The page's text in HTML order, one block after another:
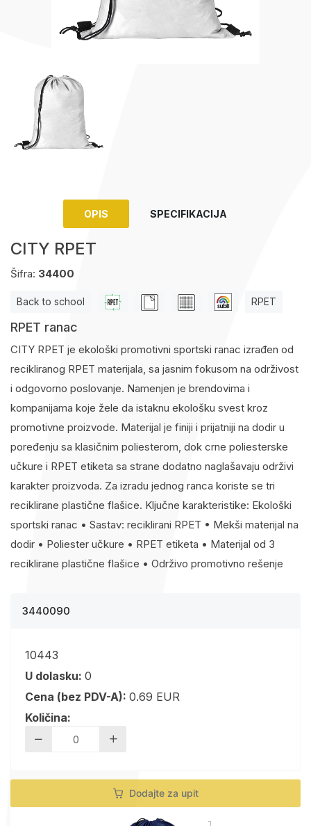
OPIS SPECIFIKACIJA
CITY RPET
Šifra: 34400
Back to school RPET
RPET ranac
CITY RPET je ekološki promotivni sportski ranac izrađen od
recikliranog RPET materijala, sa jasnim fokusom na održivost
i odgovorno poslovanje. Namenjen je brendovima i
kompanijama koje žele da istaknu ekološku svest kroz
promotivne proizvode. Materijal je finiji i prijatniji na dodir u
poređenju sa klasičnim poliesterom, dok crne poliesterske
učkure i RPET etiketa sa strane dodatno naglašavaju održivi
karakter proizvoda. Za izradu jednog ranca koriste se tri
reciklirane plastične flašice. Ključne karakteristike: Ekološki
sportski ranac • Sastav: reciklirani RPET • Mekši materijal na
dodir • Poliester učkure • RPET etiketa • Materijal od 3
reciklirane plastične flašice • Održivo promotivno rešenje
3440090
10443
U dolasku: 0
Cena (bez PDV-A): 0.69 EUR
Količina:
Dodajte za upit
Tech portfolio